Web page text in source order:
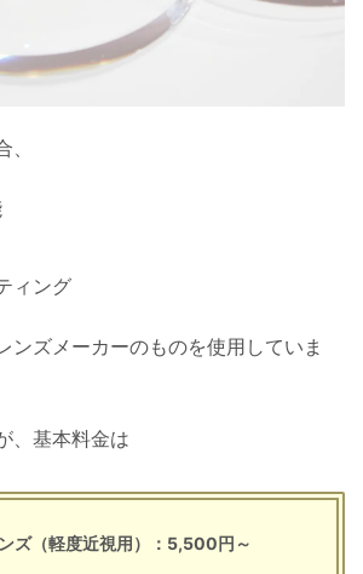
ィング
ンズメーカーのものを使用していま
、基本料金は
ズ（軽度近視用）：5,500円～